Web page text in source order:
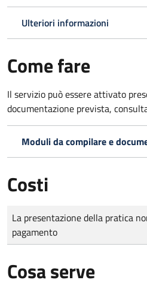
Ulteriori informazioni
Come fare
Il servizio può essere attivato
documentazione prevista,
Moduli da compilare e
Costi
Tipo di pagamento
Importo
La presentazione della pratica
pagamento
Cosa serve